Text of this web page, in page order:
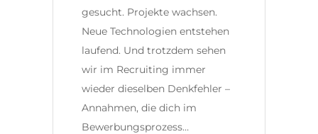
gesucht. Projekte wachsen.
Neue Technologien entstehen
laufend. Und trotzdem sehen
wir im Recruiting immer
wieder dieselben Denkfehler –
Annahmen, die dich im
Bewerbungsprozess…